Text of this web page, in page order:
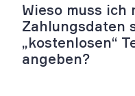
Wieso muss ich
Zahlungsdaten
„kostenlosen“
angeben?